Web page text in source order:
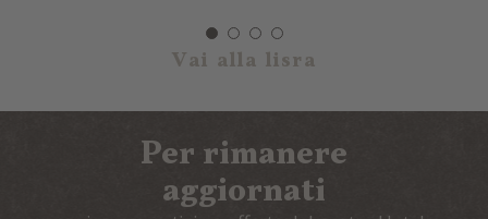
Vai alla lisra
Per rimanere
aggiornati